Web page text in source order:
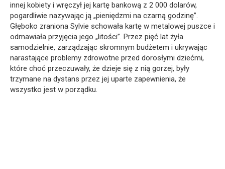
innej kobiety i wręczył jej kartę bankową z 2 000 dolarów,
pogardliwie nazywając ją „pieniędzmi na czarną godzinę”.
Głęboko zraniona Sylvie schowała kartę w metalowej puszce i
odmawiała przyjęcia jego „litości”. Przez pięć lat żyła
samodzielnie, zarządzając skromnym budżetem i ukrywając
narastające problemy zdrowotne przed dorosłymi dziećmi,
które choć przeczuwały, że dzieje się z nią gorzej, były
trzymane na dystans przez jej uparte zapewnienia, że
wszystko jest w porządku.